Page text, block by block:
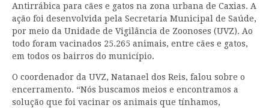
Antirrábica para cães e gatos na zona urbana de Caxias. A
ação foi desenvolvida pela Secretaria Municipal de Saúde,
por meio da Unidade de Vigilância de Zoonoses (UVZ). Ao
todo foram vacinados 25.265 animais, entre cães e gatos,
em todos os bairros do município.
O coordenador da UVZ, Natanael dos Reis, falou sobre o
encerramento. “Nós buscamos meios e encontramos a
solução que foi vacinar os animais que tínhamos,